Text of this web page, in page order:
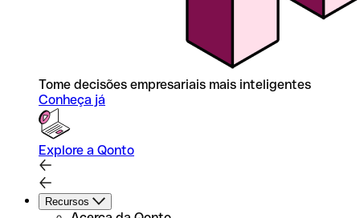
Tome decisões empresariais mais inteligentes
Conheça já
Explore a Qonto
Recursos